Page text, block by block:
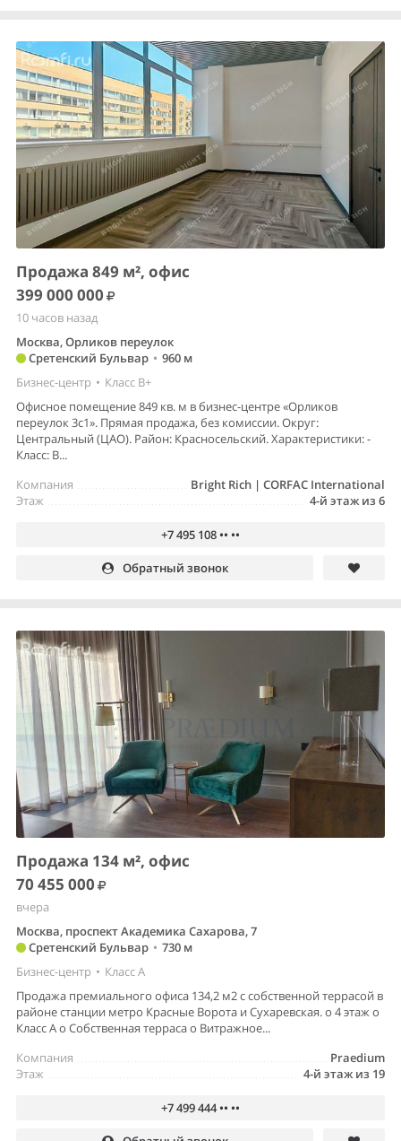
Продажа 849 м², офис
399 000 000
10 часов назад
Москва, Орликов переулок
Сретенский Бульвар • 960 м
Бизнес-центр • Класс B+
Офисное помещение 849 кв. м в бизнес-центре «Орликов
переулок 3с1». Прямая продажа, без комиссии. Округ:
Центральный (ЦАО). Район: Красносельский. Характеристики: -
Класс: B...
Bright Rich | CORFAC International
Компания
4-й этаж из 6
Этаж
+7 495 108 •• ••
Обратный звонок
Продажа 134 м², офис
70 455 000
вчера
Москва, проспект Академика Сахарова, 7
Сретенский Бульвар • 730 м
Бизнес-центр • Класс A
Продажа премиального офиса 134,2 м2 с собственной террасой в
районе станции метро Красные Ворота и Сухаревская. o 4 этаж o
Класс А o Собственная терраса o Витражное...
Praedium
Компания
4-й этаж из 19
Этаж
+7 499 444 •• ••